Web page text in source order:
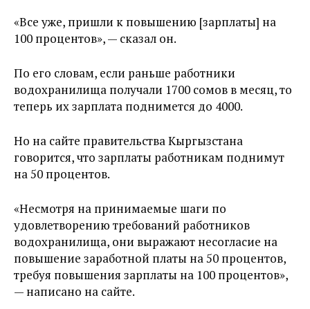
«Все уже, пришли к повышению [зарплаты] на
100 процентов», — сказал он.
По его словам, если раньше работники
водохранилища получали 1700 сомов в месяц, то
теперь их зарплата поднимется до 4000.
Но на сайте правительства Кыргызстана
говорится, что зарплаты работникам поднимут
на 50 процентов.
«Несмотря на принимаемые шаги по
удовлетворению требований работников
водохранилища, они выражают несогласие на
повышение заработной платы на 50 процентов,
требуя повышения зарплаты на 100 процентов»,
— написано на сайте.